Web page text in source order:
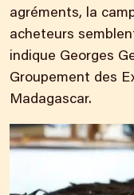
agréments, la
acheteurs
indique Georges
Groupement des
Madagascar.